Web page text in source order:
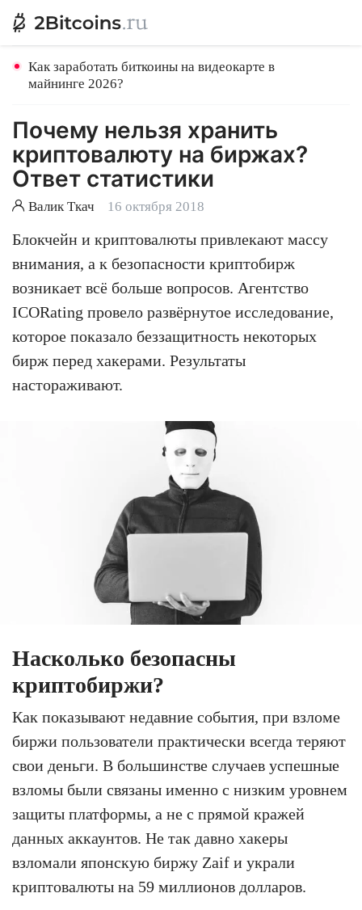
Как заработать биткоины на видеокарте в
майнинге 2026?
Почему нельзя хранить
криптовалюту на биржах?
Ответ статистики
Валик Ткач 16 октября 2018
Блокчейн и криптовалюты привлекают массу
внимания, а к безопасности криптобирж
возникает всё больше вопросов. Агентство
ICORating провело развёрнутое исследование,
которое показало беззащитность некоторых
бирж перед хакерами. Результаты
настораживают.
Насколько безопасны
криптобиржи?
Как показывают недавние события, при взломе
биржи пользователи практически всегда теряют
свои деньги. В большинстве случаев успешные
взломы были связаны именно с низким уровнем
защиты платформы, а не с прямой кражей
данных аккаунтов. Не так давно хакеры
взломали японскую биржу Zaif и украли
криптовалюты на 59 миллионов долларов.